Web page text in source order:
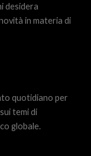
desidera
in materia di
quotidiano per
temi di
globale.